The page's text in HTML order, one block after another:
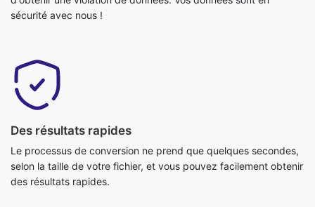
sécurité avec nous !
Des résultats rapides
Le processus de conversion ne prend que quelques secondes,
selon la taille de votre fichier, et vous pouvez facilement obtenir
des résultats rapides.